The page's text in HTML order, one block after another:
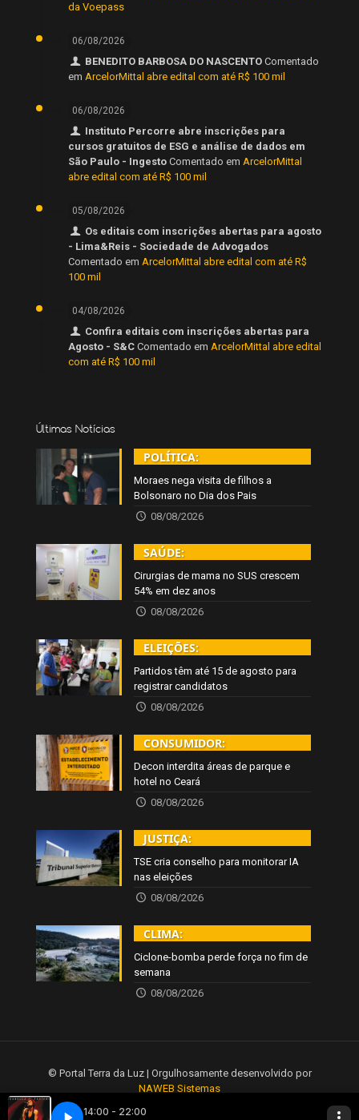
da Voepass
06/08/2026
BENEDITO BARBOSA DO NASCENTO Comentado
em ArcelorMittal abre edital com até R$ 100 mil
06/08/2026
Instituto Percorre abre inscrições para
cursos gratuitos de ESG e análise de dados em
São Paulo - Ingesto Comentado em ArcelorMittal
abre edital com até R$ 100 mil
05/08/2026
Os editais com inscrições abertas para agosto
- Lima&Reis - Sociedade de Advogados
Comentado em ArcelorMittal abre edital com até R$
100 mil
04/08/2026
Confira editais com inscrições abertas para
Agosto - S&C Comentado em ArcelorMittal abre edital
com até R$ 100 mil
Últimas Notícias
POLÍTICA:
Moraes nega visita de filhos a
Bolsonaro no Dia dos Pais
08/08/2026
SAÚDE:
Cirurgias de mama no SUS crescem
54% em dez anos
08/08/2026
ELEIÇÕES:
Partidos têm até 15 de agosto para
registrar candidatos
08/08/2026
CONSUMIDOR:
Decon interdita áreas de parque e
hotel no Ceará
08/08/2026
JUSTIÇA:
TSE cria conselho para monitorar IA
nas eleições
08/08/2026
CLIMA:
Ciclone-bomba perde força no fim de
semana
08/08/2026
© Portal Terra da Luz | Orgulhosamente desenvolvido por
NAWEB Sistemas